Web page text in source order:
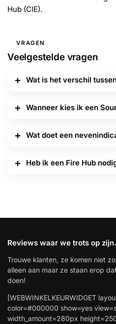
Hub (CIE).
VRAGEN
Veelgestelde vragen
Wat is het verschil
Wanneer kies ik een
Wat doet een
Heb ik een Fire Hub
Reviews waar we trots op
Trouwe klanten, ze komen niet
alleen aan maar ze staan erop
doen!
[WEBWINKELKEURWIDGET
color=#000000 show=yes
width_amount=280px